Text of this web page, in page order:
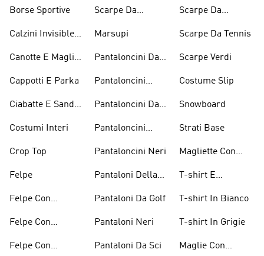
Borse Sportive
Calzini Invisible
Canotte E Maglie
Cappotti E Parka
Ciabatte E Sandali
Costumi Interi
Crop Top
Felpe
Felpe Con
Bordeaux
Felpe Con
Felpe Con
Scarpe Da
Marsupi
Pantaloncini Da
Pantaloncini
Pantaloncini Da
Pantaloncini
Ginocchio
Pantaloncini Neri
Pantaloni Della
Pantaloni Da Golf
Pantaloni Neri
Pantaloni Da Sci
Scarpe Da
Scarpe Da Tennis
Scarpe Verdi
Costume Slip
Snowboard
Strati Base
Magliette Con
T-shirt E
Arancioni
T-shirt In Bianco
T-shirt In Grigie
Maglie Con